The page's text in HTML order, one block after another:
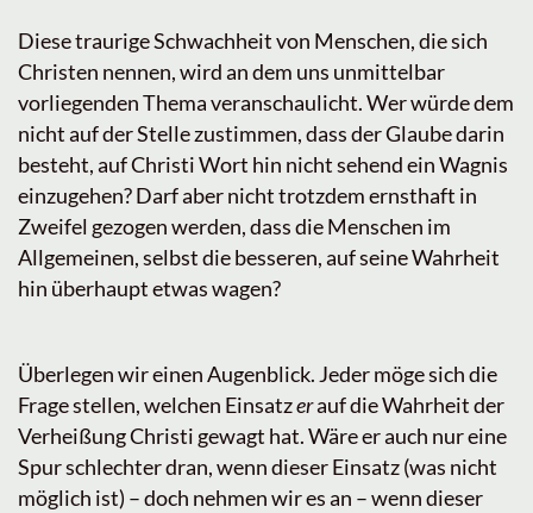
Diese traurige Schwachheit von Menschen, die sich
Christen nennen, wird an dem uns unmittelbar
vorliegenden Thema veranschaulicht. Wer würde dem
nicht auf der Stelle zustimmen, dass der Glaube darin
besteht, auf Christi Wort hin nicht sehend ein Wagnis
einzugehen? Darf aber nicht trotzdem ernsthaft in
Zweifel gezogen werden, dass die Menschen im
Allgemeinen, selbst die besseren, auf seine Wahrheit
hin überhaupt etwas wagen?
Überlegen wir einen Augenblick. Jeder möge sich die
Frage stellen, welchen Einsatzerauf die Wahrheit der
Verheißung Christi gewagt hat. Wäre er auch nur eine
Spur schlechter dran, wenn dieser Einsatz (was nicht
möglich ist) – doch nehmen wir es an – wenn dieser